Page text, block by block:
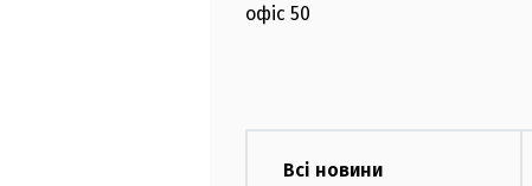
офіс 50
Всі новини